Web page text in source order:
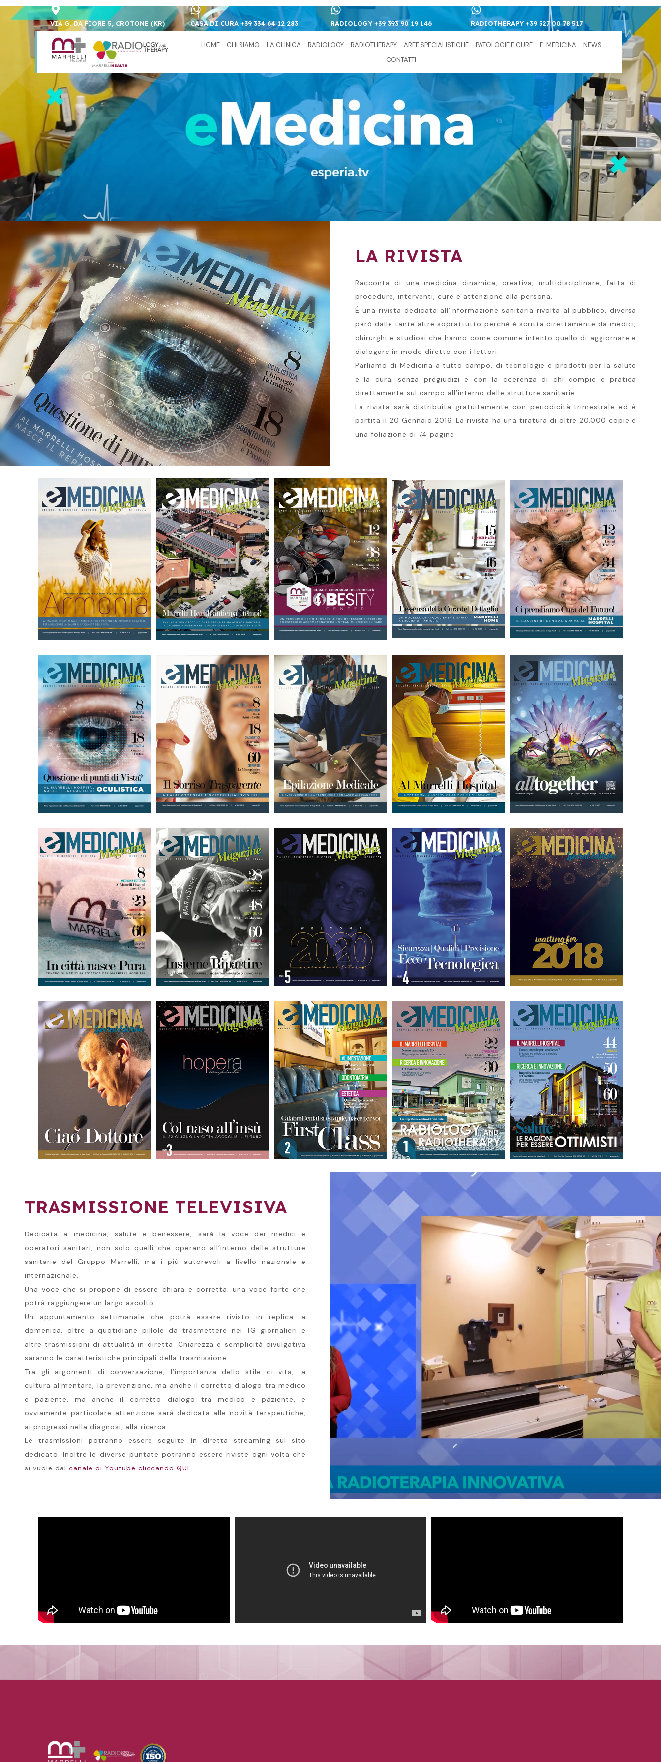
VIA G. DA FIORE 5, CROTONE (KR) CASA DI CURA +39 334 64 12 283 RADIOLOGY +39 393 90 19 146 RADIOTHERAPY +39 327 00 78 517
HOME CHI SIAMO LA CLINICA RADIOLOGY RADIOTHERAPY AREE SPECIALISTICHE PATOLOGIE E CURE E-MEDICINA
NEWS
CONTATTI
LA RIVISTA
Racconta di una medicina dinamica, creativa, multidisciplinare, fatta di
procedure, interventi, cure e attenzione alla persona.
É una rivista dedicata all’informazione sanitaria rivolta al pubblico, diversa
però dalle tante altre soprattutto perchè è scritta direttamente da medici,
chirurghi e studiosi che hanno come comune intento quello di aggiornare e
dialogare in modo diretto con i lettori.
Parliamo di Medicina a tutto campo, di tecnologie e prodotti per la salute
e la cura, senza pregiudizi e con la coerenza di chi compie e pratica
direttamente sul campo all’interno delle strutture sanitarie.
La rivista sarà distribuita gratuitamente con periodicità trimestrale ed è
partita il 20 Gennaio 2016. La rivista ha una tiratura di oltre 20.000 copie e
una foliazione di 74 pagine
TRASMISSIONE TELEVISIVA
Dedicata a medicina, salute e benessere, sarà la voce dei medici e
operatori sanitari, non solo quelli che operano all’interno delle strutture
sanitarie del Gruppo Marrelli, ma i più autorevoli a livello nazionale e
internazionale.
Una voce che si propone di essere chiara e corretta, una voce forte che
potrà raggiungere un largo ascolto.
Un appuntamento settimanale che potrà essere rivisto in replica la
domenica, oltre a quotidiane pillole da trasmettere nei TG giornalieri e
altre trasmissioni di attualità in diretta. Chiarezza e semplicità divulgativa
saranno le caratteristiche principali della trasmissione.
Tra gli argomenti di conversazione, l’importanza dello stile di vita, la
cultura alimentare, la prevenzione, ma anche il corretto dialogo tra medico
e paziente, ma anche il corretto dialogo tra medico e paziente, e
ovviamente particolare attenzione sarà dedicata alle novità terapeutiche,
ai progressi nella diagnosi, alla ricerca.
Le trasmissioni potranno essere seguite in diretta streaming sul sito
dedicato. Inoltre le diverse puntate potranno essere riviste ogni volta che
si vuole dal canale di Youtube cliccando QUI